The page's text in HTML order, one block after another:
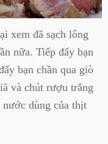
xem đã sạch lông
nữa. Tiếp đấy bạn
bạn chần qua giò
và chút rượu trắng
dùng của thịt